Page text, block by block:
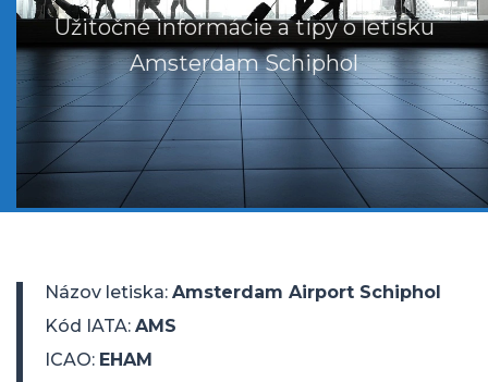
Užitočné informácie a tipy o letisku
Amsterdam Schiphol
Názov letiska: Amsterdam Airport Schiphol
Kód IATA: AMS
ICAO: EHAM